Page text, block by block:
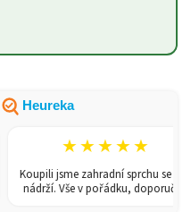
Heureka
★★★★★
Koupili jsme zahradní sprchu se 150l
nádrží. Vše v pořádku, doporučuji.